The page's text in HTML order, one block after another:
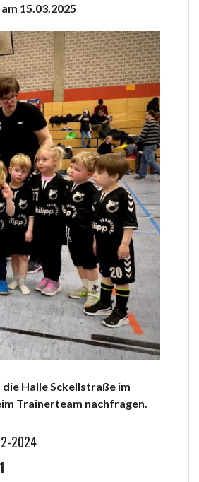
15.03.2025
Halle Sckellstraße im
Trainerteam nachfragen.
2024